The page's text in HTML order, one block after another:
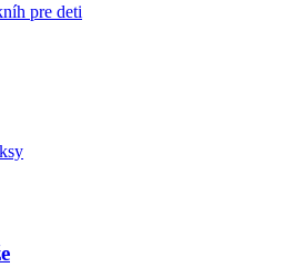
pre deti